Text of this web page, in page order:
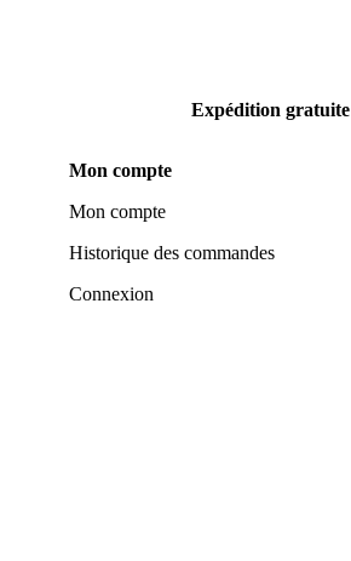
Expédition gratuite
Mon compte
Mon compte
Historique des commandes
Connexion